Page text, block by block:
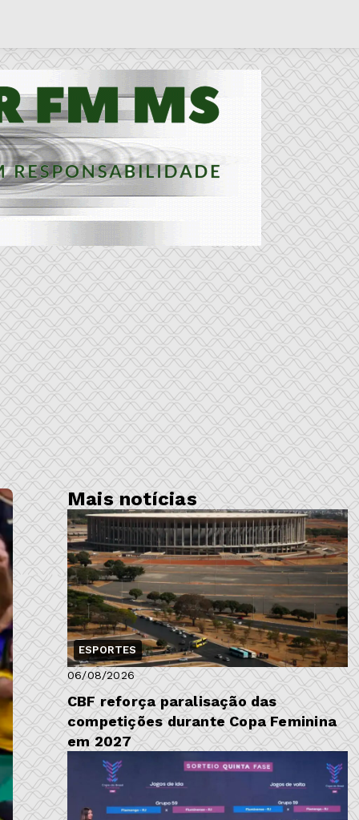
Mais notícias
ESPORTES
06/08/2026
CBF reforça paralisação das
competições durante Copa Feminina
em 2027